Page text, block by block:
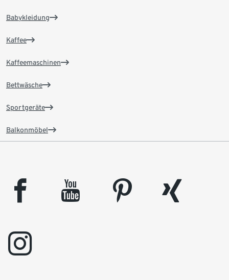
Babykleidung
Kaffee
Kaffeemaschinen
Bettwäsche
Sportgeräte
Balkonmöbel
facebook youtube pinterest
xing
instagram